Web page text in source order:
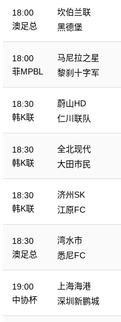
18:00
澳足总
坎伯兰联
黑德堡
18:00
菲MPBL
马尼拉之星
黎刹十字军
18:30
韩K联
蔚山HD
仁川联队
18:30
韩K联
全北现代
大田市民
18:30
韩K联
济州SK
江原FC
18:30
澳足总
湾水市
悉尼FC
19:00
中协杯
上海海港
深圳新鹏城